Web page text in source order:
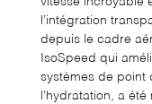
l’intégration
depuis le cadre
IsoSpeed qui
systèmes de point
l’hydratation, a